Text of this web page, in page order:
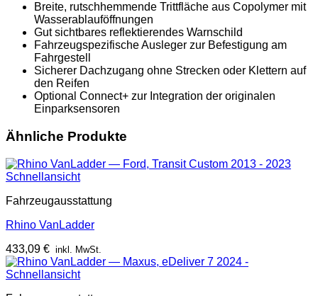
Breite, rutschhemmende Trittfläche aus Copolymer mit
Wasserablauföffnungen
Gut sichtbares reflektierendes Warnschild
Fahrzeugspezifische Ausleger zur Befestigung am
Fahrgestell
Sicherer Dachzugang ohne Strecken oder Klettern auf
den Reifen
Optional Connect+ zur Integration der originalen
Einparksensoren
Ähnliche Produkte
Schnellansicht
Fahrzeugausstattung
Rhino VanLadder
433,09 € inkl. MwSt.
Schnellansicht